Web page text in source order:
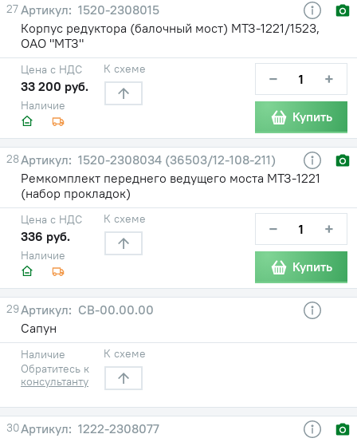
27
1520-2308015
Корпус редуктора (балочный мост) МТЗ-1221/1523,
ОАО "МТЗ"
Наличие
Цена с НДС
33 200 руб.
К схеме − +
Купить
28
1520-2308034 (36503/12-108-211)
Ремкомплект переднего ведущего моста МТЗ-1221
(набор прокладок)
Наличие
Цена с НДС
336 руб.
К схеме − +
Купить
29
СВ-00.00.00
Сапун
Наличие
Обратитесь к
консультанту
К схеме
30
1222-2308077